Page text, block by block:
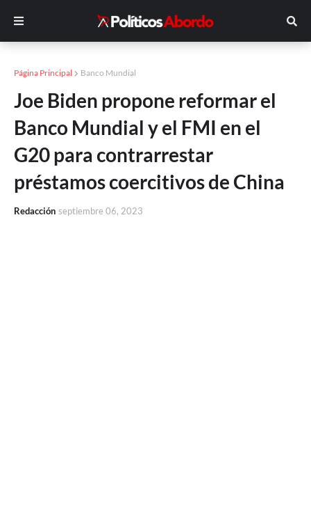
Página Principal Banco Mundial
Joe Biden propone reformar el
Banco Mundial y el FMI en el
G20 para contrarrestar
préstamos coercitivos de China
Redacción septiembre 06, 2023